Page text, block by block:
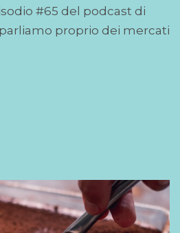
#65 del podcast di
proprio dei mercati